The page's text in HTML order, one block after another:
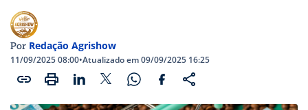
Por Redação Agrishow
11/09/2025 08:00•Atualizado em 09/09/2025 16:25